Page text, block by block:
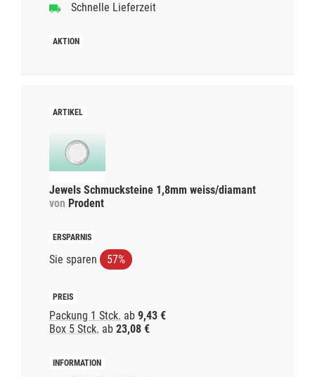
Schnelle Lieferzeit
Jewels Schmucksteine 1,8mm weiss/diamant
von Prodent
Sie sparen 57%
Packung 1 Stck. ab 9,43 €
Box 5 Stck. ab 23,08 €